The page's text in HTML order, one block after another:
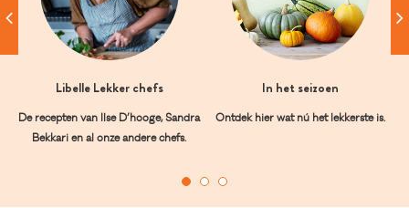
Libelle Lekker chefs
De recepten van Ilse D’hooge, Sandra
Bekkari en al onze andere chefs.
In het seizoen
Ontdek hier wat nú het lekkerste is.